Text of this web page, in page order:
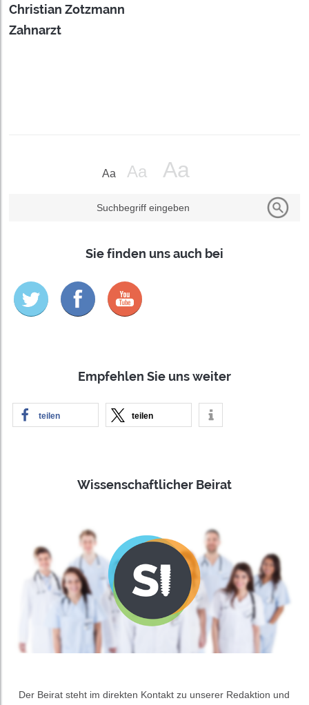
Christian Zotzmann
Zahnarzt
Suchbegriff eingeben
Sie finden uns auch bei
Empfehlen Sie uns weiter
teilen teilen
Wissenschaftlicher Beirat
Der Beirat steht im direkten Kontakt zu unserer Redaktion und